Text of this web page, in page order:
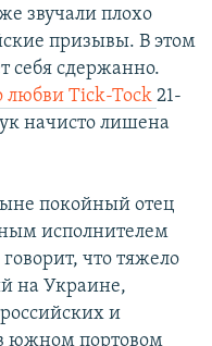
звучали плохо
призывы. В этом
себя сдержанно.
любви Tick-Tock 21-
начисто лишена
покойный отец
исполнителем
что тяжело
на Украине,
и
южном портовом